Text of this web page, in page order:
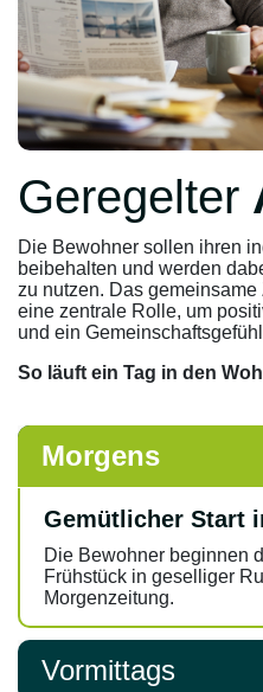
Geregelter
Die Bewohner sollen ihren
beibehalten und werden
zu nutzen. Das
eine zentrale Rolle, um
und ein
So läuft ein Tag in den
Morgens
Gemütlicher Start
Die Bewohner beginnen
Frühstück in geselliger
Morgenzeitung.
Vormittags